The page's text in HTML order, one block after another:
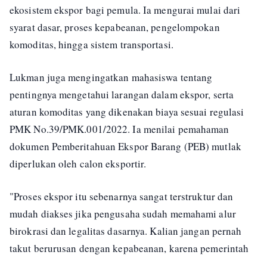
ekosistem ekspor bagi pemula. Ia mengurai mulai dari
syarat dasar, proses kepabeanan, pengelompokan
komoditas, hingga sistem transportasi.
Lukman juga mengingatkan mahasiswa tentang
pentingnya mengetahui larangan dalam ekspor, serta
aturan komoditas yang dikenakan biaya sesuai regulasi
PMK No.39/PMK.001/2022. Ia menilai pemahaman
dokumen Pemberitahuan Ekspor Barang (PEB) mutlak
diperlukan oleh calon eksportir.
"Proses ekspor itu sebenarnya sangat terstruktur dan
mudah diakses jika pengusaha sudah memahami alur
birokrasi dan legalitas dasarnya. Kalian jangan pernah
takut berurusan dengan kepabeanan, karena pemerintah